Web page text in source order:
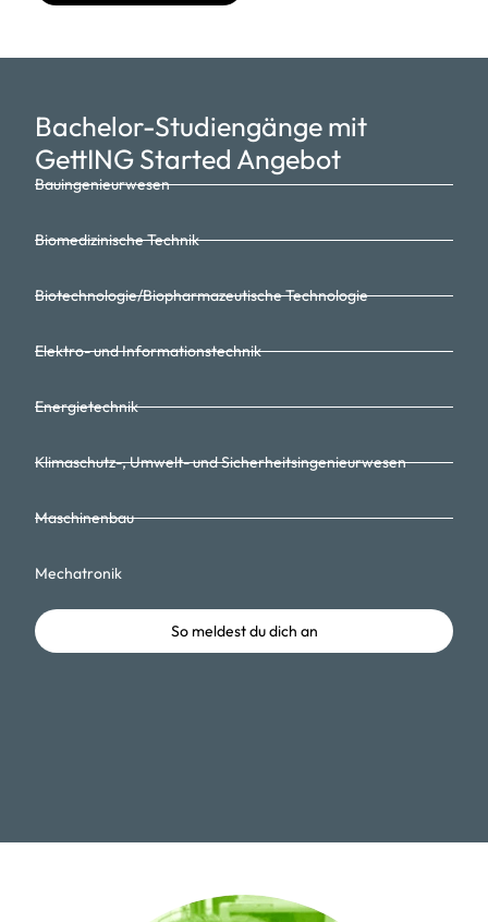
Bachelor-Studiengänge mit
GettING Started Angebot
Bauingenieurwesen
Biomedizinische Technik
Biotechnologie/Biopharmazeutische Technologie
Elektro- und Informationstechnik
Energietechnik
Klimaschutz-, Umwelt- und Sicherheitsingenieurwesen
Maschinenbau
Mechatronik
So meldest du dich an